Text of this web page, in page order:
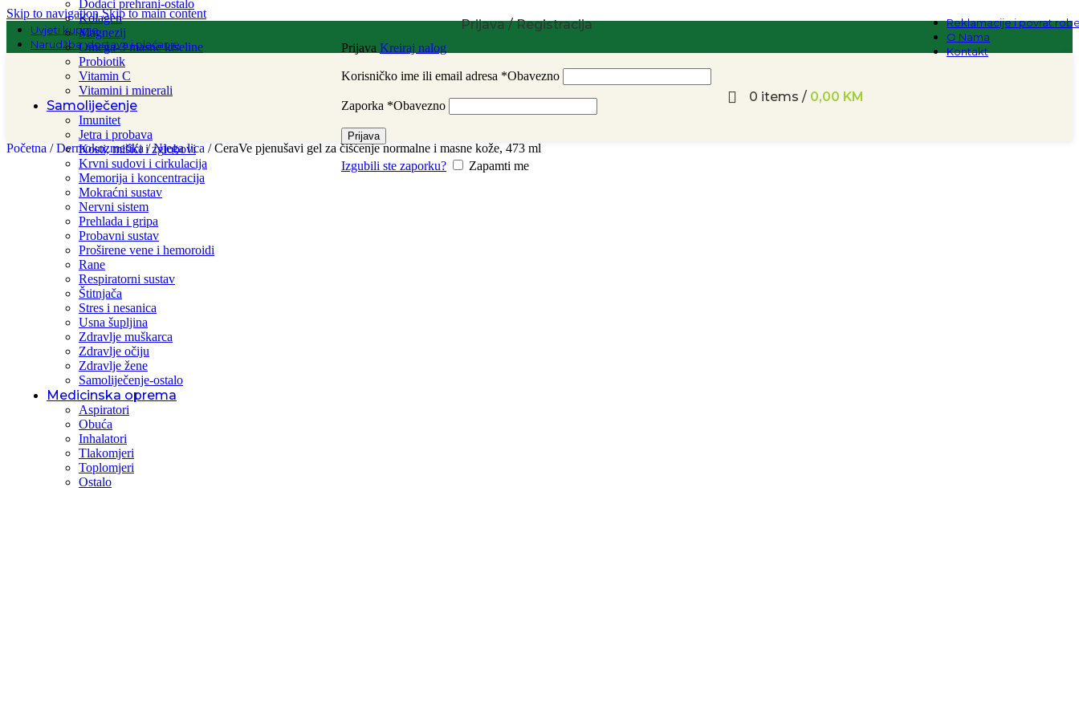
Skip to navigationSkip to main content
Uvjeti kupnje
Narudžba, dostava i plaćanje
Reklamacije i povrat
O Nama
Kontakt
Dodaci prehrani-ostalo
Kolagen
Magnezij
Omega-3 masne kiseline
Probiotik
Vitamin C
Vitamini i minerali
Samoliječenje
Imunitet
Jetra i probava
Kosti, mišići i zglobovi
Krvni sudovi i cirkulacija
Memorija i koncentracija
Mokraćni sustav
Nervni sistem
Prehlada i gripa
Probavni sustav
Proširene vene i hemoroidi
Rane
Respiratorni sustav
Štitnjača
Stres i nesanica
Usna šupljina
Zdravlje muškarca
Zdravlje očiju
Zdravlje žene
Samoliječenje-ostalo
Medicinska oprema
Aspiratori
Obuća
Inhalatori
Tlakomjeri
Toplomjeri
Ostalo
Prijava / Registracija
Prijava Kreiraj nalog
Korisničko ime ili email adresa *Obavezno
Zaporka *Obavezno
Prijava
Izgubili ste zaporku? Zapamti me
0 items / 0,00 KM
Početna / Dermokozmetika/ Njega lica / CeraVe pjenušavi gel za čišćenje normalne i masne kože, 473 ml